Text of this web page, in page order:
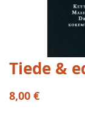
Hoppa
till
början
av
Tiede &
8,00 €